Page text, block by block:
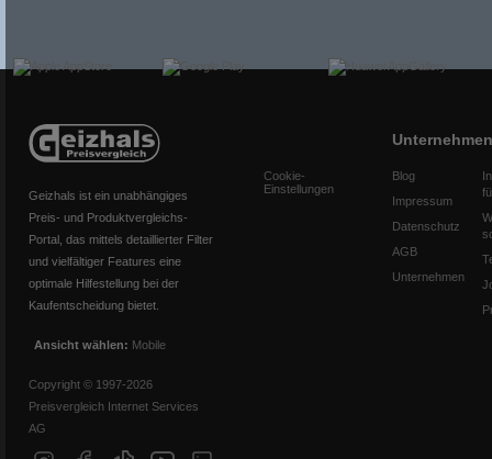
Geizhals ist ein unabhängiges
Preis- und Produktvergleichs-
Portal, das mittels detaillierter Filter
und vielfältiger Features eine
optimale Hilfestellung bei der
Kaufentscheidung bietet.
Ansicht wählen: Mobile
Copyright © 1997-2026
Preisvergleich Internet Services
AG
Cookie-
Einstellungen
Unternehmen
Blog
Impressum
Datenschutz
AGB
Unternehmen